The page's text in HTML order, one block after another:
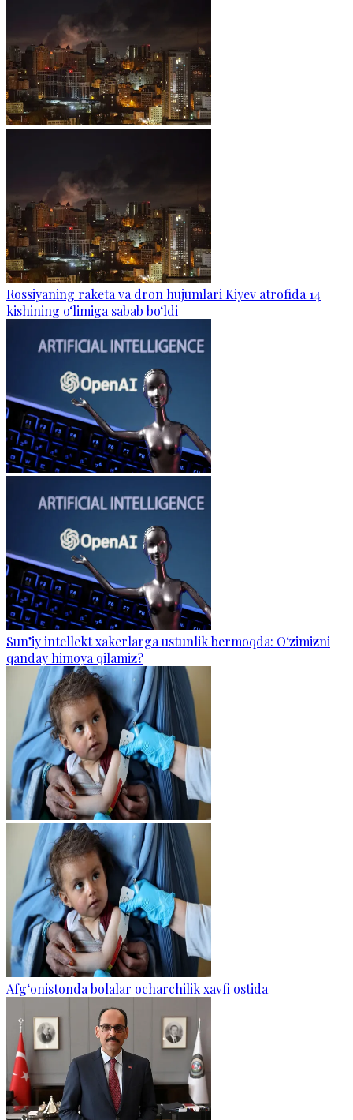
Rossiyaning raketa va dron hujumlari Kiyev atrofida 14
kishining o‘limiga sabab bo‘ldi
Sun’iy intellekt xakerlarga ustunlik bermoqda: O‘zimizni
qanday himoya qilamiz?
Afg‘onistonda bolalar ocharchilik xavfi ostida